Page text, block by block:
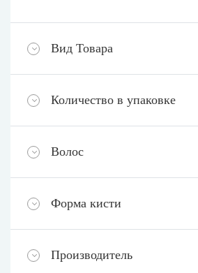
Вид Товара
Количество в упаковке
Волос
Форма кисти
Производитель